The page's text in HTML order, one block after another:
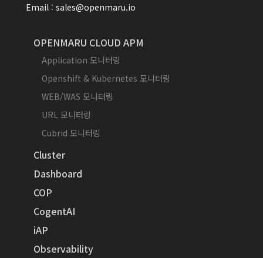
Email : sales@openmaru.io
OPENMARU CLOUD APM
Application 모니터링
Openshift & Kubernetes 모니터링
WEB/WAS 모니터링
URL 모니터링
Cubrid 모니터링
Cluster
Dashboard
COP
CogentAI
iAP
Observability